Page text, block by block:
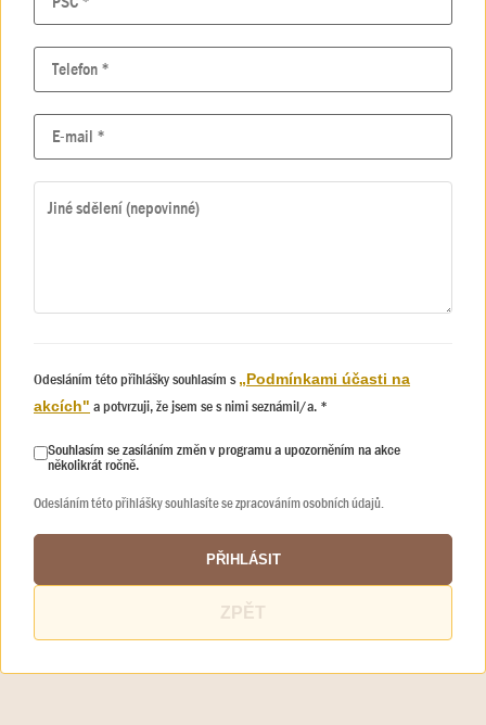
Odesláním této přihlášky souhlasím s„Podmínkami účasti na
akcích" a potvrzuji, že jsem se s nimi seznámil/a. *
Souhlasím se zasíláním změn v programu a upozorněním na akce
několikrát ročně.
Odesláním této přihlášky souhlasíte se zpracováním osobních údajů.
PŘIHLÁSIT
ZPĚT